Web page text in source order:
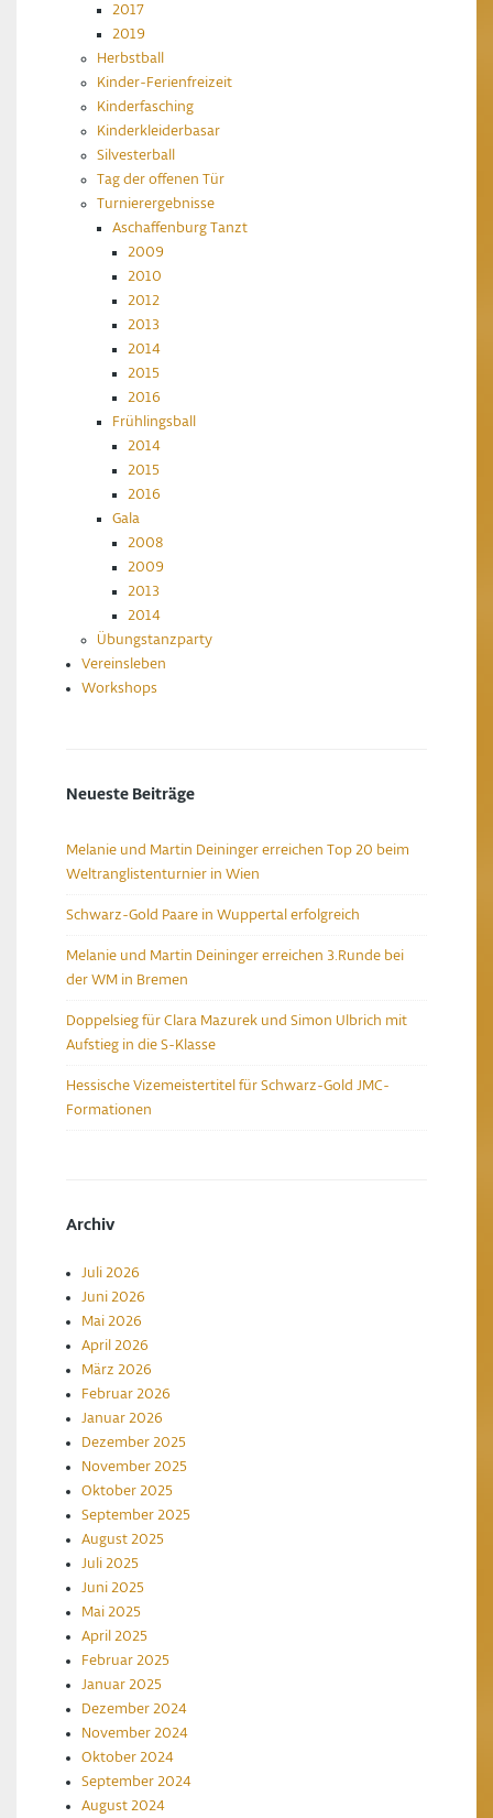
2017
2019
Herbstball
Kinder-Ferienfreizeit
Kinderfasching
Kinderkleiderbasar
Silvesterball
Tag der offenen Tür
Turnierergebnisse
Aschaffenburg Tanzt
2009
2010
2012
2013
2014
2015
2016
Frühlingsball
2014
2015
2016
Gala
2008
2009
2013
2014
Übungstanzparty
Vereinsleben
Workshops
Neueste Beiträge
Melanie und Martin Deininger erreichen Top 20 beim
Weltranglistenturnier in Wien
Schwarz-Gold Paare in Wuppertal erfolgreich
Melanie und Martin Deininger erreichen 3.Runde bei
der WM in Bremen
Doppelsieg für Clara Mazurek und Simon Ulbrich mit
Aufstieg in die S-Klasse
Hessische Vizemeistertitel für Schwarz-Gold JMC-
Formationen
Archiv
Juli 2026
Juni 2026
Mai 2026
April 2026
März 2026
Februar 2026
Januar 2026
Dezember 2025
November 2025
Oktober 2025
September 2025
August 2025
Juli 2025
Juni 2025
Mai 2025
April 2025
Februar 2025
Januar 2025
Dezember 2024
November 2024
Oktober 2024
September 2024
August 2024